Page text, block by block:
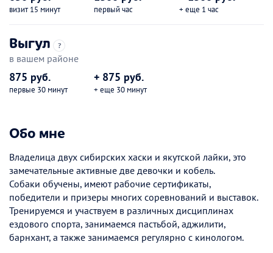
визит 15 минут первый час + еще 1 час
Выгул ?
в вашем районе
875 руб.
первые 30 минут
+ 875 руб.
+ еще 30 минут
Обо мне
Владелица двух сибирских хаски и якутской лайки, это
замечательные активные две девочки и кобель.
Собаки обучены, имеют рабочие сертификаты,
победители и призеры многих соревнований и выставок.
Тренируемся и участвуем в различных дисциплинах
ездового спорта, занимаемся пастьбой, аджилити,
барнхант, а также занимаемся регулярно с кинологом.